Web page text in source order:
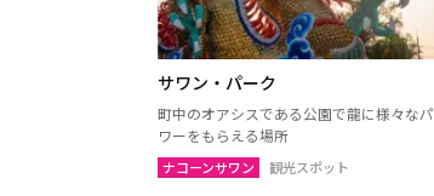
サワン・パーク
町中のオアシスである公園で龍に様々なパ
ワーをもらえる場所
ナコーンサワン 観光スポット